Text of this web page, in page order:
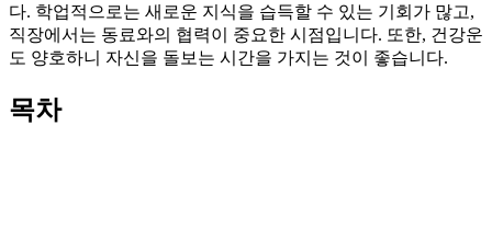
다. 학업적으로는 새로운 지식을 습득할 수 있는 기회가 많고,
직장에서는 동료와의 협력이 중요한 시점입니다. 또한, 건강운
도 양호하니 자신을 돌보는 시간을 가지는 것이 좋습니다.
목차